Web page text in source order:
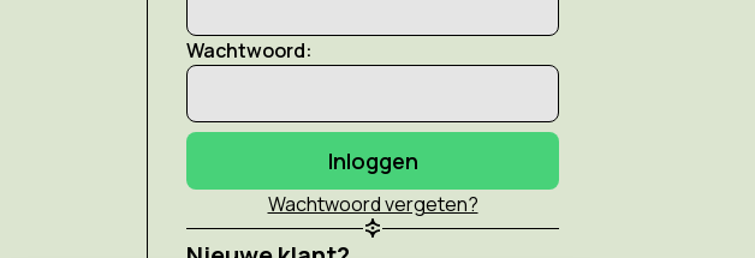
Wachtwoord:
Wachtwoord vergeten?